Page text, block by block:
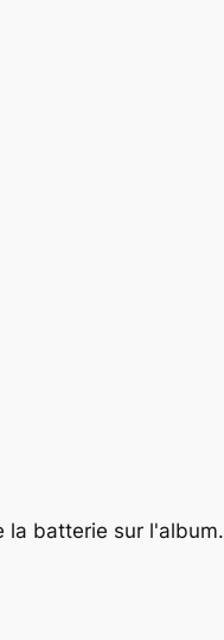
la batterie sur l'album.